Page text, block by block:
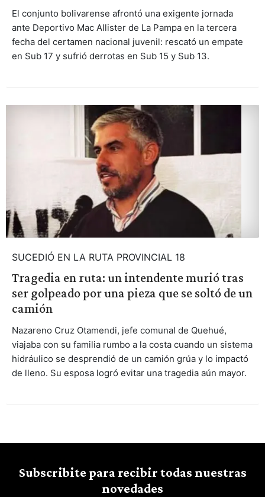
El conjunto bolivarense afrontó una exigente jornada
ante Deportivo Mac Allister de La Pampa en la tercera
fecha del certamen nacional juvenil: rescató un empate
en Sub 17 y sufrió derrotas en Sub 15 y Sub 13.
SUCEDIÓ EN LA RUTA PROVINCIAL 18
Tragedia en ruta: un intendente murió tras
ser golpeado por una pieza que se soltó de un
camión
Nazareno Cruz Otamendi, jefe comunal de Quehué,
viajaba con su familia rumbo a la costa cuando un sistema
hidráulico se desprendió de un camión grúa y lo impactó
de lleno. Su esposa logró evitar una tragedia aún mayor.
Subscribite para recibir todas nuestras
novedades